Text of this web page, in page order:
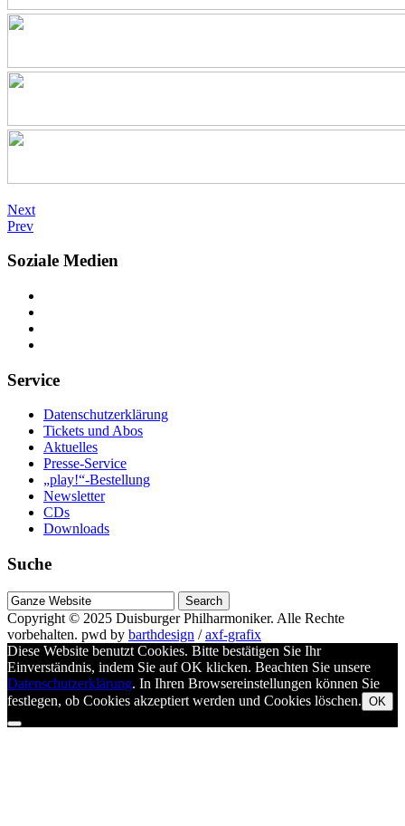
Next
Prev
Soziale Medien
Service
Datenschutzerklärung
Tickets und Abos
Aktuelles
Presse-Service
„play!“-Bestellung
Newsletter
CDs
Downloads
Suche
Suche
nach
Copyright © 2025 Duisburger Philharmoniker. Alle Rechte
vorbehalten. pwd by barthdesign /axf-grafix
Diese Website benutzt Cookies. Bitte bestätigen Sie Ihr
Einverständnis, indem Sie auf OK klicken. Beachten Sie unsere
Datenschutzerklärung. In Ihren Browsereinstellungen können Sie
festlegen, ob Cookies akzeptiert werden und Cookies löschen. OK